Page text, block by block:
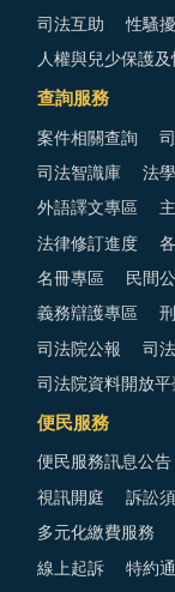
司法互助 性騷
人權與兒少保護
查詢服務
案件相關查詢
司法智識庫 法
外語譯文專區
法律修訂進度
名冊專區 民間
義務辯護專區
司法院公報 司
司法院資料開放平
便民服務
便民服務訊息公告
視訊開庭 訴訟
多元化繳費服務
線上起訴 特約